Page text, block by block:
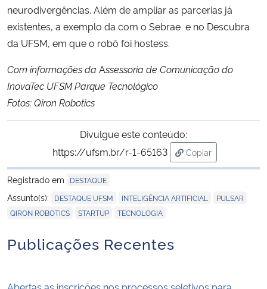
neurodivergências. Além de ampliar as parcerias já
existentes, a exemplo da com o Sebrae e no Descubra
da UFSM, em que o robô foi hostess.
Com informações da Assessoria de Comunicação do
InovaTec UFSM Parque Tecnológico
Fotos: Qiron Robotics
Divulgue este conteúdo:
https://ufsm.br/r-1-65163
Copiar
para área de
Registrado em
DESTAQUE
Assunto(s): DESTAQUE UFSM INTELIGÊNCIA ARTIFICIAL PULSAR
QIRON ROBOTICS STARTUP TECNOLOGIA
Publicações Recentes